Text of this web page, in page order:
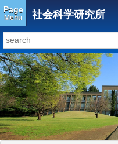
Page
Menu 社会科学研究所
研究所トップ 教育研究
キリスト教と文化研究
平和研究所 ジェン